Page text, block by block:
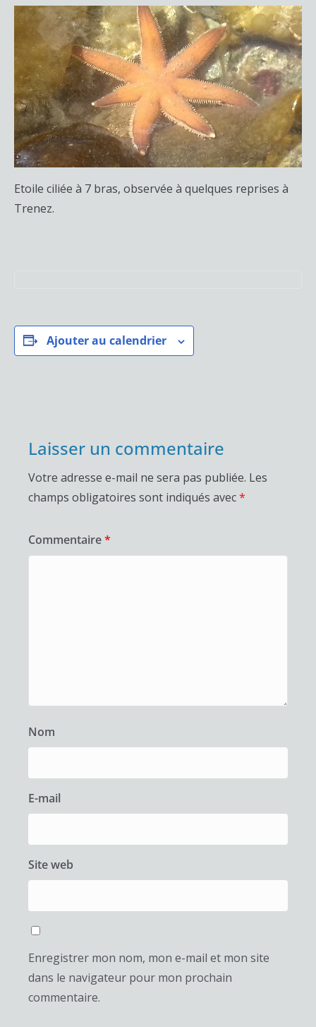
Etoile ciliée à 7 bras, observée à quelques reprises à
Trenez.
Ajouter au calendrier
Laisser un commentaire
Votre adresse e-mail ne sera pas publiée. Les
champs obligatoires sont indiqués avec*
Commentaire*
Nom
E-mail
Site web
Enregistrer mon nom, mon e-mail et mon site
dans le navigateur pour mon prochain
commentaire.